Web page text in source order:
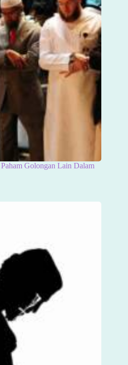
Golongan Lain Dalam